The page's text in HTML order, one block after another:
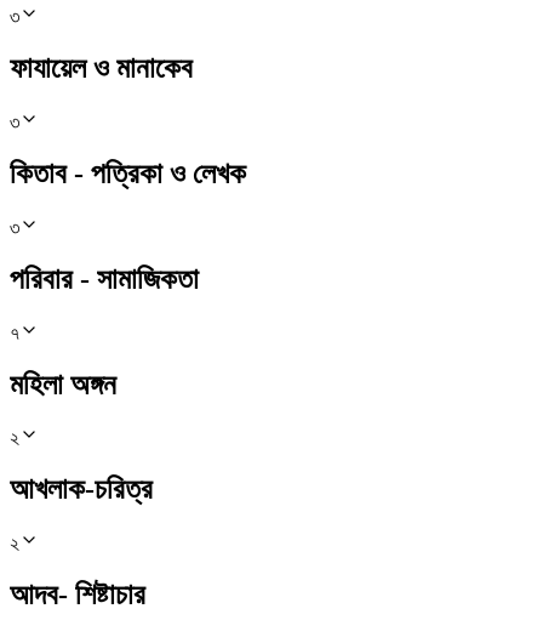
৩
ফাযায়েল ও মানাকেব
৩
কিতাব - পত্রিকা ও লেখক
৩
পরিবার - সামাজিকতা
৭
মহিলা অঙ্গন
২
আখলাক-চরিত্র
২
আদব- শিষ্টাচার